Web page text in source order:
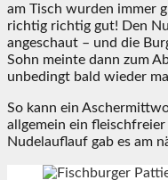
am Tisch wurden immer
richtig richtig gut! Den
angeschaut – und die
Sohn meinte dann zum
unbedingt bald wieder
So kann ein
allgemein ein fleischfreier
Nudelauflauf gab es am